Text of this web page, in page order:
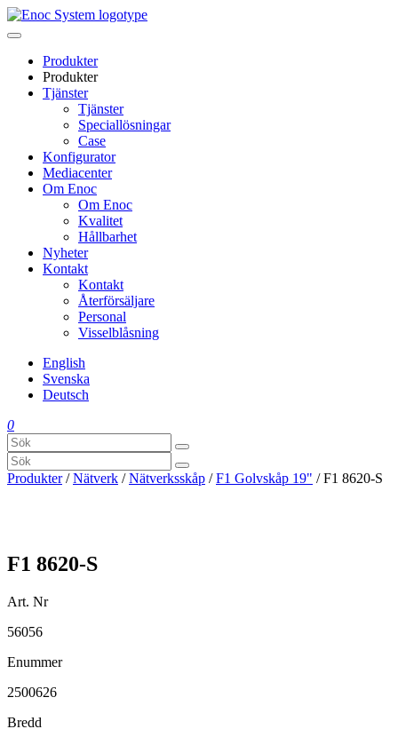
Skip
to
Produkter
Produkter
Tjänster
Tjänster
Speciallösningar
Case
Konfigurator
Mediacenter
Om Enoc
Om Enoc
Kvalitet
Hållbarhet
Nyheter
Kontakt
Kontakt
Återförsäljare
Personal
Visselblåsning
English
Svenska
Deutsch
0
Produkter/Nätverk /Nätverksskåp /F1 Golvskåp 19" / F1 8620-S
F1 8620-S
Art. Nr
56056
Enummer
2500626
Bredd